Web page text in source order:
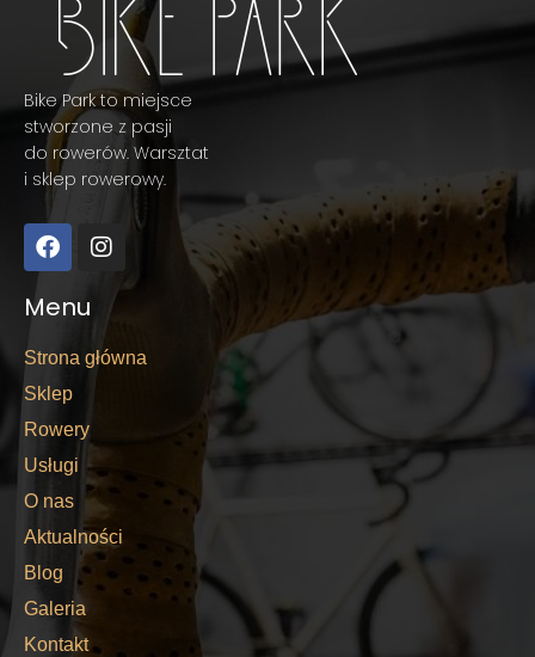
Bike Park to miejsce
stworzone z pasji
do rowerów. Warsztat
i sklep rowerowy.
Menu
Strona główna
Sklep
Rowery
Usługi
O nas
Aktualności
Blog
Galeria
Kontakt